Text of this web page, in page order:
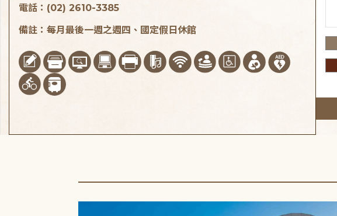
電話：(02) 2610-3385
備註：每月最後一週之週四、國定假日休館